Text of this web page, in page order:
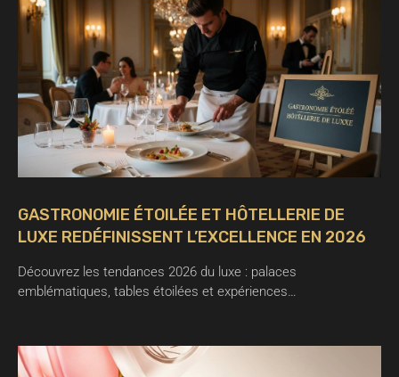
GASTRONOMIE ÉTOILÉE ET HÔTELLERIE DE
LUXE REDÉFINISSENT L’EXCELLENCE EN 2026
Découvrez les tendances 2026 du luxe : palaces
emblématiques, tables étoilées et expériences…